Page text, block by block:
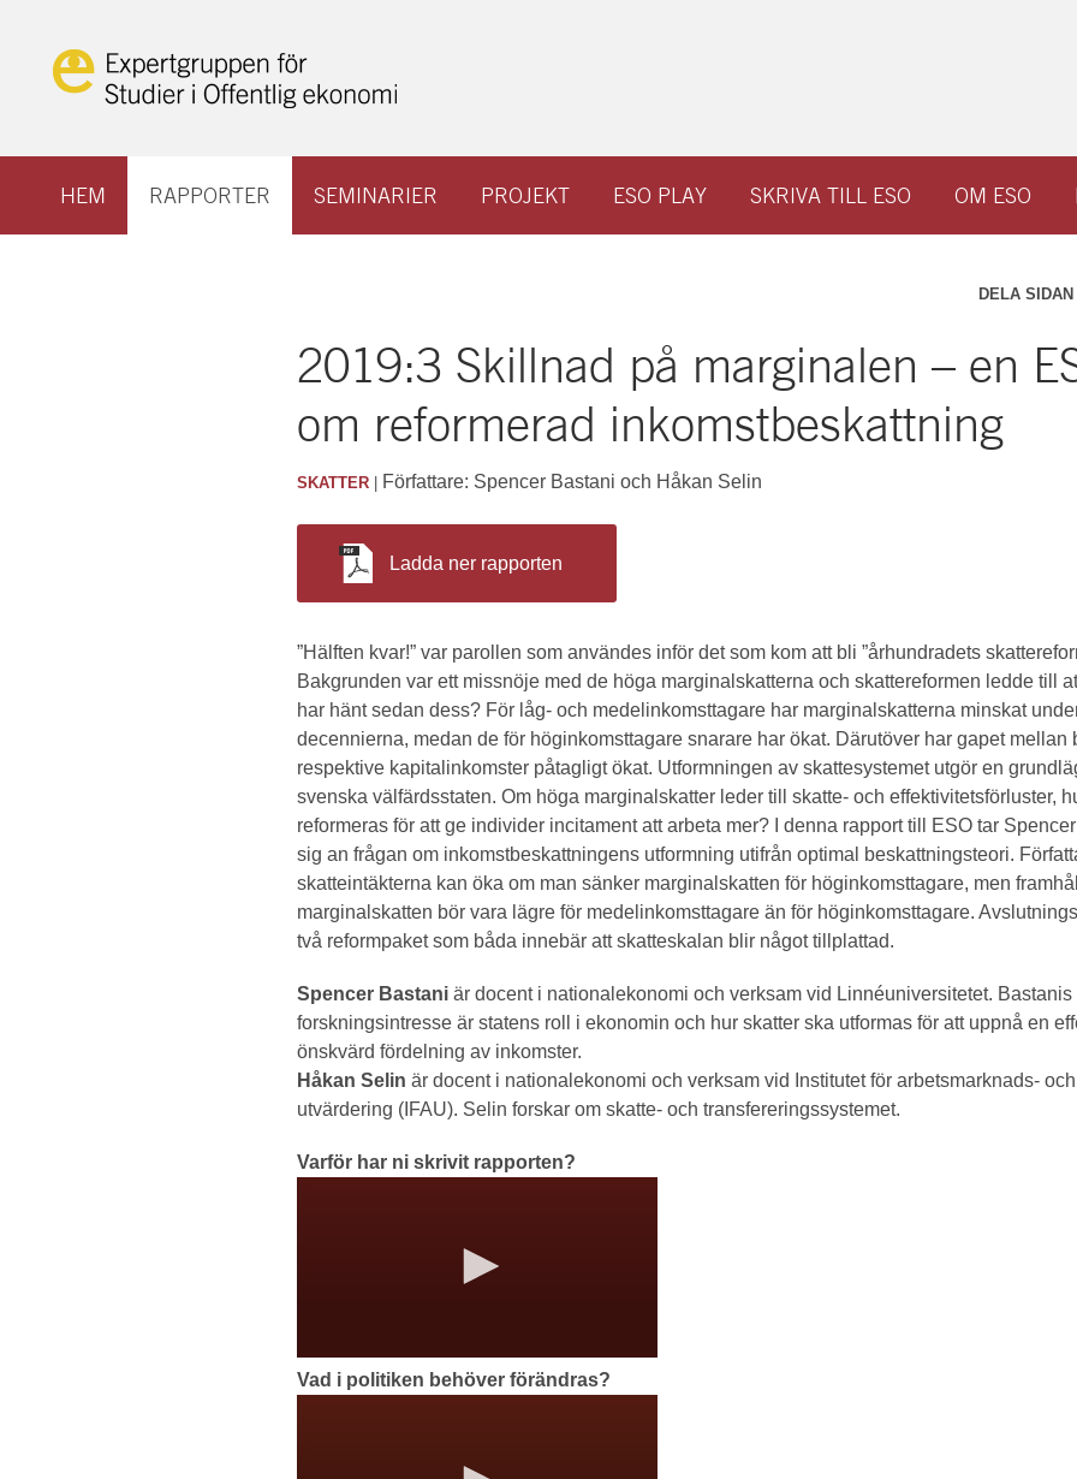
Hoppa
HEM RAPPORTER SEMINARIER PROJEKT ESO PLAY SKRIVA TILL ESO OM ESO
DELA SIDAN
2019:3 Skillnad på marginalen – en
om reformerad inkomstbeskattning
SKATTER Författare: Spencer Bastani och Håkan Selin
Ladda ner rapporten
”Hälften kvar!” var parollen som användes inför det som kom att bli ”århundradets
Bakgrunden var ett missnöje med de höga marginalskatterna och skattereformen ledde till
har hänt sedan dess? För låg- och medelinkomsttagare har marginalskatterna minskat
decennierna, medan de för höginkomsttagare snarare har ökat. Därutöver har gapet mellan
respektive kapitalinkomster påtagligt ökat. Utformningen av skattesystemet utgör en
svenska välfärdsstaten. Om höga marginalskatter leder till skatte- och effektivitetsförluster,
reformeras för att ge individer incitament att arbeta mer? I denna rapport till ESO tar
sig an frågan om inkomstbeskattningens utformning utifrån optimal beskattningsteori.
skatteintäkterna kan öka om man sänker marginalskatten för höginkomsttagare, men
marginalskatten bör vara lägre för medelinkomsttagare än för höginkomsttagare.
två reformpaket som båda innebär att skatteskalan blir något tillplattad.
Spencer Bastani är docent i nationalekonomi och verksam vid Linnéuniversitetet.
forskningsintresse är statens roll i ekonomin och hur skatter ska utformas för att uppnå en
önskvärd fördelning av inkomster.
Håkan Selin är docent i nationalekonomi och verksam vid Institutet för arbetsmarknads-
utvärdering (IFAU). Selin forskar om skatte- och transfereringssystemet.
Varför har ni skrivit rapporten?
Vad i politiken behöver förändras?